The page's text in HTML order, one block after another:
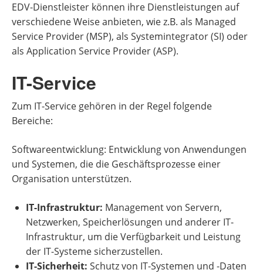
EDV-Dienstleister können ihre Dienstleistungen auf
verschiedene Weise anbieten, wie z.B. als Managed
Service Provider (MSP), als Systemintegrator (SI) oder
als Application Service Provider (ASP).
IT-Service
Zum IT-Service gehören in der Regel folgende
Bereiche:
Softwareentwicklung: Entwicklung von Anwendungen
und Systemen, die die Geschäftsprozesse einer
Organisation unterstützen.
IT-Infrastruktur: Management von Servern,
Netzwerken, Speicherlösungen und anderer IT-
Infrastruktur, um die Verfügbarkeit und Leistung
der IT-Systeme sicherzustellen.
IT-Sicherheit: Schutz von IT-Systemen und -Daten